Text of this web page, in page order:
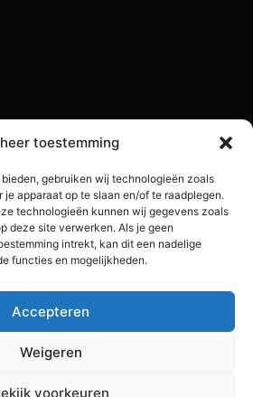
toestemming
gebruiken wij technologieën zoals
apparaat op te slaan en/of te raadplegen.
technologieën kunnen wij gegevens zoals
deze site verwerken. Als je geen
intrekt, kan dit een nadelige
functies en mogelijkheden.
Accepteren
Weigeren
voorkeuren